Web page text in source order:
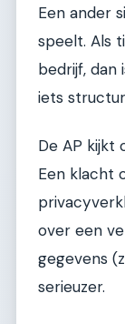
Een ander
speelt. Als
bedrijf, dan
iets
De AP kijkt
Een klacht
over een
gegevens
serieuzer.